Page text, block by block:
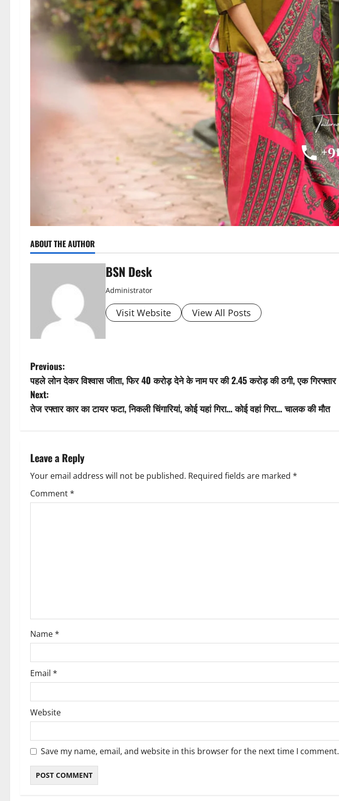
ABOUT THE AUTHOR
BSN Desk
Administrator
Visit Website View All Posts
P
o
s
n
a
v
o
n
Previous:
पहले लोन देकर विश्वास जीता, फिर 40 करोड़ देने के नाम पर की 2.45 करोड़ की ठगी, एक गिरफ्तार
Next:
तेज रफ्तार कार का टायर फटा, निकली चिंगारियां, कोई यहां गिरा… कोई वहां गिरा… चालक की मौत
Leave a Reply
Your email address will not be published. Required fields are marked *
Comment*
Name*
Email *
Website
Save my name, email, and website in this browser for the next time I comment.